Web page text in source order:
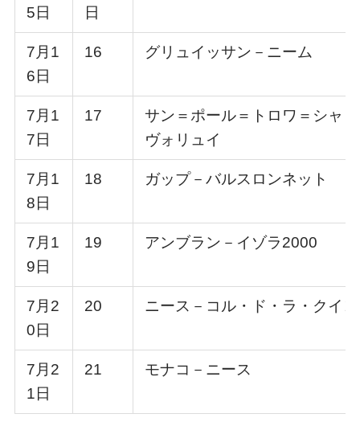
5日
日
7月1
6日
16 グリュイッサン－ニーム
7月1
7日
17
サン＝ポール＝トロワ＝シャ
ヴォリュイ
7月1
8日
18 ガップ－バルスロンネット
7月1
9日
19 アンブラン－イゾラ2000
7月2
0日
20 ニース－コル・ド・ラ・クイ
7月2
1日
21 モナコ－ニース